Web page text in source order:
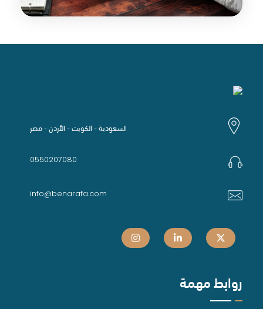
السعودية - الكويت - الأردن - مصر
0550207080
info@benarafa.com
روابط مهمة